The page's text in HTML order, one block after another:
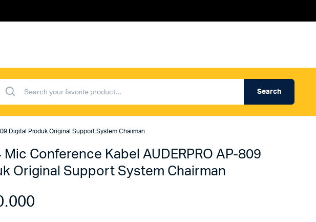
Search
Digital Produk Original Support System Chairman
Mic Conference Kabel AUDERPRO AP-809
Original Support System Chairman